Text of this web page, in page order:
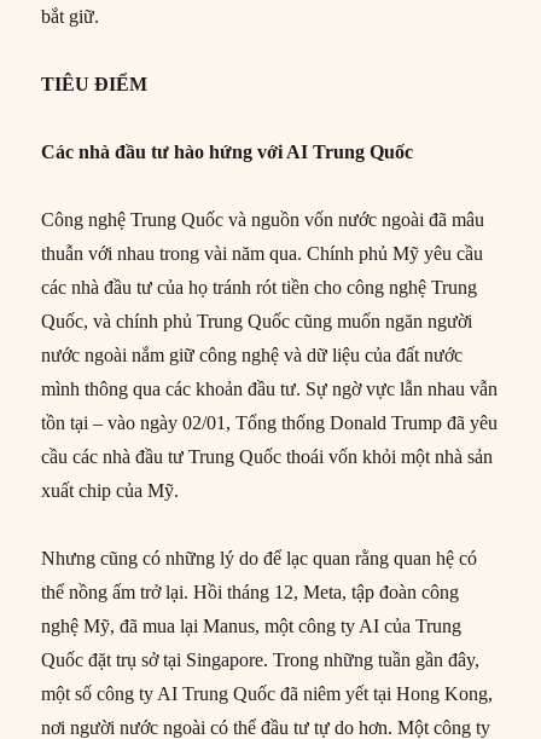
bắt giữ.
TIÊU ĐIỂM
Các nhà đầu tư hào hứng với AI Trung Quốc
Công nghệ Trung Quốc và nguồn vốn nước ngoài đã mâu
thuẫn với nhau trong vài năm qua. Chính phủ Mỹ yêu cầu
các nhà đầu tư của họ tránh rót tiền cho công nghệ Trung
Quốc, và chính phủ Trung Quốc cũng muốn ngăn người
nước ngoài nắm giữ công nghệ và dữ liệu của đất nước
mình thông qua các khoản đầu tư. Sự ngờ vực lẫn nhau vẫn
tồn tại – vào ngày 02/01, Tổng thống Donald Trump đã yêu
cầu các nhà đầu tư Trung Quốc thoái vốn khỏi một nhà sản
xuất chip của Mỹ.
Nhưng cũng có những lý do để lạc quan rằng quan hệ có
thể nồng ấm trở lại. Hồi tháng 12, Meta, tập đoàn công
nghệ Mỹ, đã mua lại Manus, một công ty AI của Trung
Quốc đặt trụ sở tại Singapore. Trong những tuần gần đây,
một số công ty AI Trung Quốc đã niêm yết tại Hong Kong,
nơi người nước ngoài có thể đầu tư tự do hơn. Một công ty